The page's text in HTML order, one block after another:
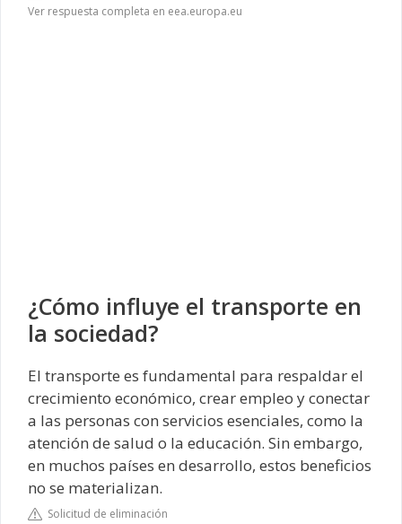
Ver respuesta completa en eea.europa.eu
¿Cómo influye el transporte en
la sociedad?
El transporte es fundamental para respaldar el
crecimiento económico, crear empleo y conectar
a las personas con servicios esenciales, como la
atención de salud o la educación. Sin embargo,
en muchos países en desarrollo, estos beneficios
no se materializan.
Solicitud de eliminación